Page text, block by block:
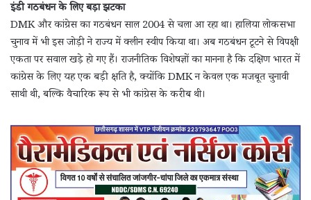
इंडी गठबंधन के लिए बड़ा झटका
DMK और कांग्रेस का गठबंधन साल 2004 से चला आ रहा था। हालिया लोकसभा
चुनाव में भी इस जोड़ी ने राज्य में क्लीन स्वीप किया था। अब गठबंधन टूटने से विपक्षी
एकता पर सवाल खड़े हो गए हैं। राजनीतिक विशेषज्ञों का मानना है कि दक्षिण भारत में
कांग्रेस के लिए यह एक बड़ी क्षति है, क्योंकि DMK न केवल एक मजबूत चुनावी
साथी थी, बल्कि वैचारिक रूप से भी कांग्रेस के करीब थी।